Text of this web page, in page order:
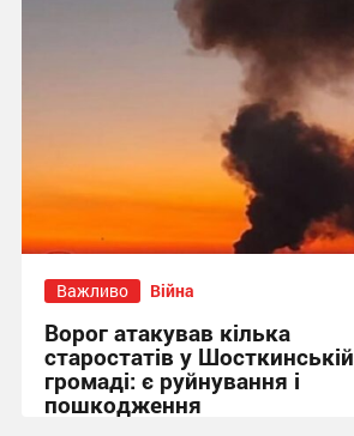
Важливо Війна
Ворог атакував кілька
старостатів у Шосткинській
громаді: є руйнування і
пошкодження